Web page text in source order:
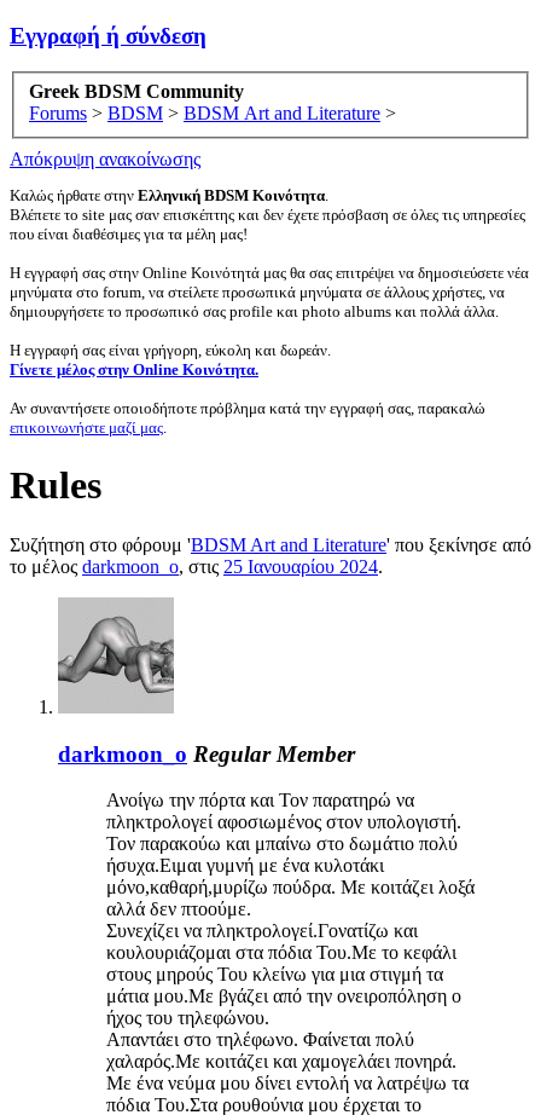
Εγγραφή ή σύνδεση
Greek BDSM Community
Forums > BDSM > BDSM Art and Literature >
Απόκρυψη ανακοίνωσης
Καλώς ήρθατε στην Ελληνική BDSM Κοινότητα.
Βλέπετε το site μας σαν επισκέπτης και δεν έχετε πρόσβαση σε όλες τις υπηρεσίες
που είναι διαθέσιμες για τα μέλη μας!
Η εγγραφή σας στην Online Κοινότητά μας θα σας επιτρέψει να δημοσιεύσετε νέα
μηνύματα στο forum, να στείλετε προσωπικά μηνύματα σε άλλους χρήστες, να
δημιουργήσετε το προσωπικό σας profile και photo albums και πολλά άλλα.
Η εγγραφή σας είναι γρήγορη, εύκολη και δωρεάν.
Γίνετε μέλος στην Online Κοινότητα.
Αν συναντήσετε οποιοδήποτε πρόβλημα κατά την εγγραφή σας, παρακαλώ
επικοινωνήστε μαζί μας.
Rules
Συζήτηση στο φόρουμ 'BDSM Art and Literature' που ξεκίνησε από
το μέλος darkmoon_o, στις 25 Ιανουαρίου 2024.
darkmoon_o Regular Member
Ανοίγω την πόρτα και Τον παρατηρώ να
πληκτρολογεί αφοσιωμένος στον υπολογιστή.
Τον παρακούω και μπαίνω στο δωμάτιο πολύ
ήσυχα.Ειμαι γυμνή με ένα κυλοτάκι
μόνο,καθαρή,μυρίζω πούδρα. Με κοιτάζει λοξά
αλλά δεν πτοούμε.
Συνεχίζει να πληκτρολογεί.Γονατίζω και
κουλουριάζομαι στα πόδια Του.Με το κεφάλι
στους μηρούς Του κλείνω για μια στιγμή τα
μάτια μου.Με βγάζει από την ονειροπόληση ο
ήχος του τηλεφώνου.
Απαντάει στο τηλέφωνο. Φαίνεται πολύ
χαλαρός.Με κοιτάζει και χαμογελάει πονηρά.
Με ένα νεύμα μου δίνει εντολή να λατρέψω τα
πόδια Του.Στα ρουθούνια μου έρχεται το